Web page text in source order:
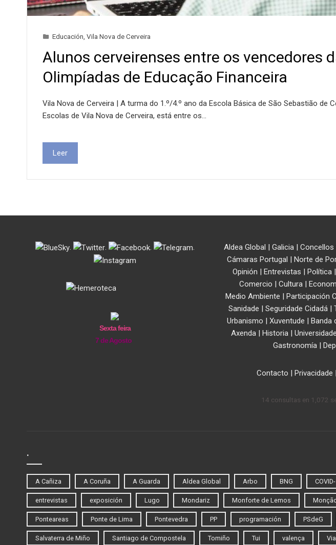
Educación Vila Nova de Cerveira
Alunos cerveirenses entre os vencedores
Olimpíadas de Educação Financeira
Vila Nova de Cerveira | A turma do 1.º/4.º ano da Escola Básica de São Sebastião de
Escolas de Vila Nova de Cerveira, está entre os…
Leer
. . . .
Sexta feira
7 de Agosto
Aldea Global | Galicia| Concellos
Cámaras Portugal | Norte de
Opinión | Entrevistas | Política|
Comercio | Cultura |
Medio Ambiente | Participación
Sanidade | Seguridade Cidadá |
Urbanismo | Xuventude | Banda
Axenda| Historia| Universidade
Gastronomía |
Contacto | Privacidade |
14 consultas en 1,072
.
A Cañiza A Coruña A Guarda Aldea Global Arbo BNG
entrevistas exposición Lugo Mondariz Monforte de Lemos
Ponteareas Ponte de Lima Pontevedra PP programación PSdeG
Salvaterra de Miño Santiago de Compostela Tomiño Tui valença